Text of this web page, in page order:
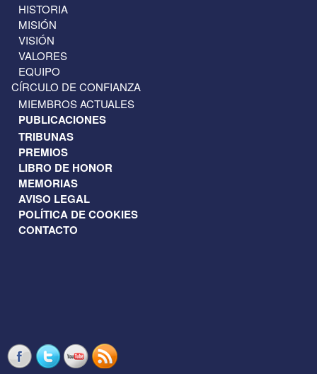
HISTORIA
MISIÓN
VISIÓN
VALORES
EQUIPO
CÍRCULO DE CONFIANZA
MIEMBROS ACTUALES
PUBLICACIONES
TRIBUNAS
PREMIOS
LIBRO DE HONOR
MEMORIAS
AVISO LEGAL
POLÍTICA DE COOKIES
CONTACTO